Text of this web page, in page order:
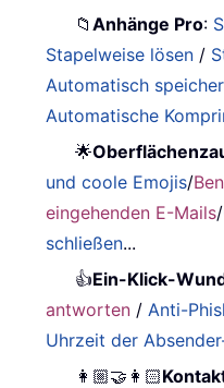
📁Anhänge Pro:
Stapelweise lösen /
Automatisch
Automatische
🌟
und coole Emojis/
eingehenden E-Mails/
schließen...
👍Ein-Klick-
antworten / Anti-
Uhrzeit der
👩🏼‍🤝‍👩🏻